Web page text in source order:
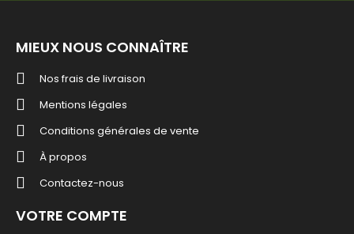
MIEUX NOUS CONNAÎTRE
Nos frais de livraison
Mentions légales
Conditions générales de vente
À propos
Contactez-nous
VOTRE COMPTE